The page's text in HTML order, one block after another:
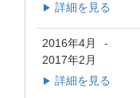
▶ 詳細を見る
2016年4月 -
2017年2月
▶ 詳細を見る